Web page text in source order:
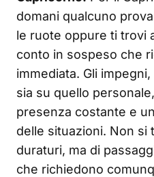
domani qualcuno
le ruote oppure ti trovi
conto in sospeso che
immediata. Gli
sia su quello
presenza costante e
delle situazioni. Non si
duraturi, ma di
che richiedono